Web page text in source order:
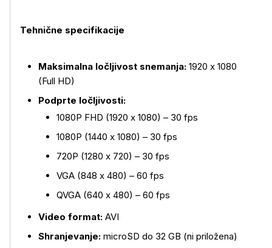
Tehnične specifikacije
Maksimalna ločljivost snemanja: 1920 x 1080
(Full HD)
Podprte ločljivosti:
1080P FHD (1920 x 1080) – 30 fps
1080P (1440 x 1080) – 30 fps
720P (1280 x 720) – 30 fps
VGA (848 x 480) – 60 fps
QVGA (640 x 480) – 60 fps
Video format: AVI
Shranjevanje: microSD do 32 GB (ni priložena)